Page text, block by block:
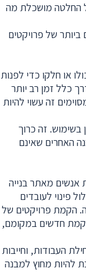
לקבל החלטה מושכלת מה
ביותר של פרויקטים
או חלקו כדי לפנות
תמ”א 38 נמשך בדרך כלל זמן רב יותר
זה עשוי להיות
בשימוש. זה כרוך
האחרים שאינם
אנשים מאתר בנייה
פינוי לעובדים
הקמת פרויקטים של
חדשים במקומם,
העבודות, וחייבות
להיות מחוץ למבנה